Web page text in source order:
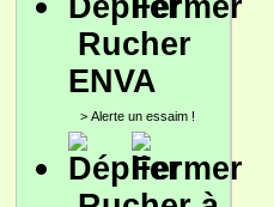
Rucher
ENVA
> Alerte un essaim !